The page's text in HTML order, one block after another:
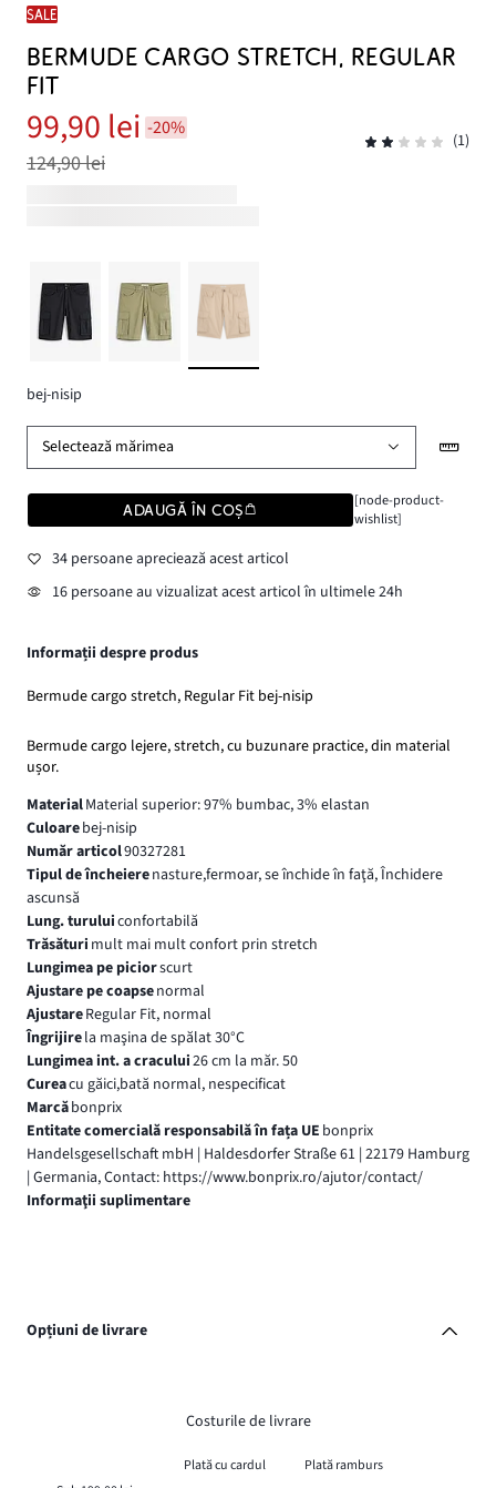
SALE
BERMUDE CARGO STRETCH, REGULAR
FIT
99,90 lei -20%
124,90 lei
(1)
bej-nisip
Selectează mărimea
ADAUGĂ ÎN COȘ
[node-product-
wishlist]
34 persoane apreciează acest articol
16 persoane au vizualizat acest articol în ultimele 24h
Informații despre produs
Bermude cargo stretch, Regular Fit bej-nisip
Bermude cargo lejere, stretch, cu buzunare practice, din material
ușor.
MaterialMaterial superior: 97% bumbac, 3% elastan
Culoarebej-nisip
Număr articol90327281
Tipul de încheierenasture,fermoar, se închide în faţă, Închidere
ascunsă
Lung. turuluiconfortabilă
Trăsături mult mai mult confort prin stretch
Lungimea pe piciorscurt
Ajustare pe coapsenormal
AjustareRegular Fit, normal
Îngrijirela maşina de spălat 30°C
Lungimea int. a cracului26 cm la măr. 50
Cureacu găici,bată normal, nespecificat
Marcăbonprix
Entitate comercială responsabilă în fața UE bonprix
Handelsgesellschaft mbH | Haldesdorfer Straße 61 | 22179 Hamburg
| Germania, Contact: https://www.bonprix.ro/ajutor/contact/
Informaţii suplimentare
Opțiuni de livrare
Costurile de livrare
Plată cu cardul
Plată ramburs